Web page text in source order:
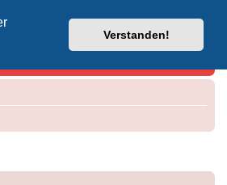
Verstanden!
Vodafone-Kabel-Helpdesk